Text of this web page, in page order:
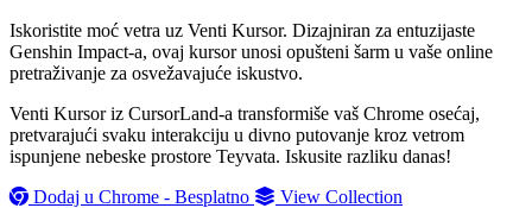
Iskoristite moć vetra uz Venti Kursor. Dizajniran za entuzijaste
Genshin Impact-a, ovaj kursor unosi opušteni šarm u vaše online
pretraživanje za osvežavajuće iskustvo.
Venti Kursor iz CursorLand-a transformiše vaš Chrome osećaj,
pretvarajući svaku interakciju u divno putovanje kroz vetrom
ispunjene nebeske prostore Teyvata. Iskusite razliku danas!
Dodaj u Chrome - Besplatno
View Collection